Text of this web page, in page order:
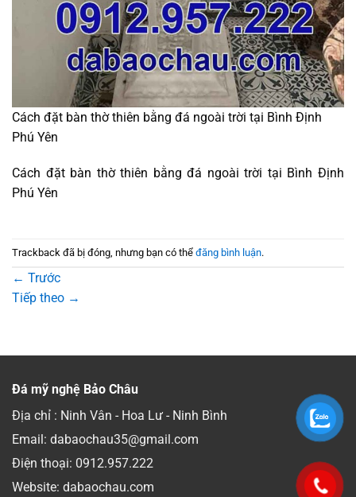
Cách đặt bàn thờ thiên bằng đá ngoài trời tại Bình Định
Phú Yên
Cách đặt bàn thờ thiên bằng đá ngoài trời tại Bình Định
Phú Yên
Trackback đã bị đóng, nhưng bạn có thể đăng bình luận.
← Trước
Tiếp theo →
Đá mỹ nghệ Bảo Châu
Địa chỉ : Ninh Vân - Hoa Lư - Ninh Bình
Email: dabaochau35@gmail.com
Điện thoại: 0912.957.222
Website: dabaochau.com